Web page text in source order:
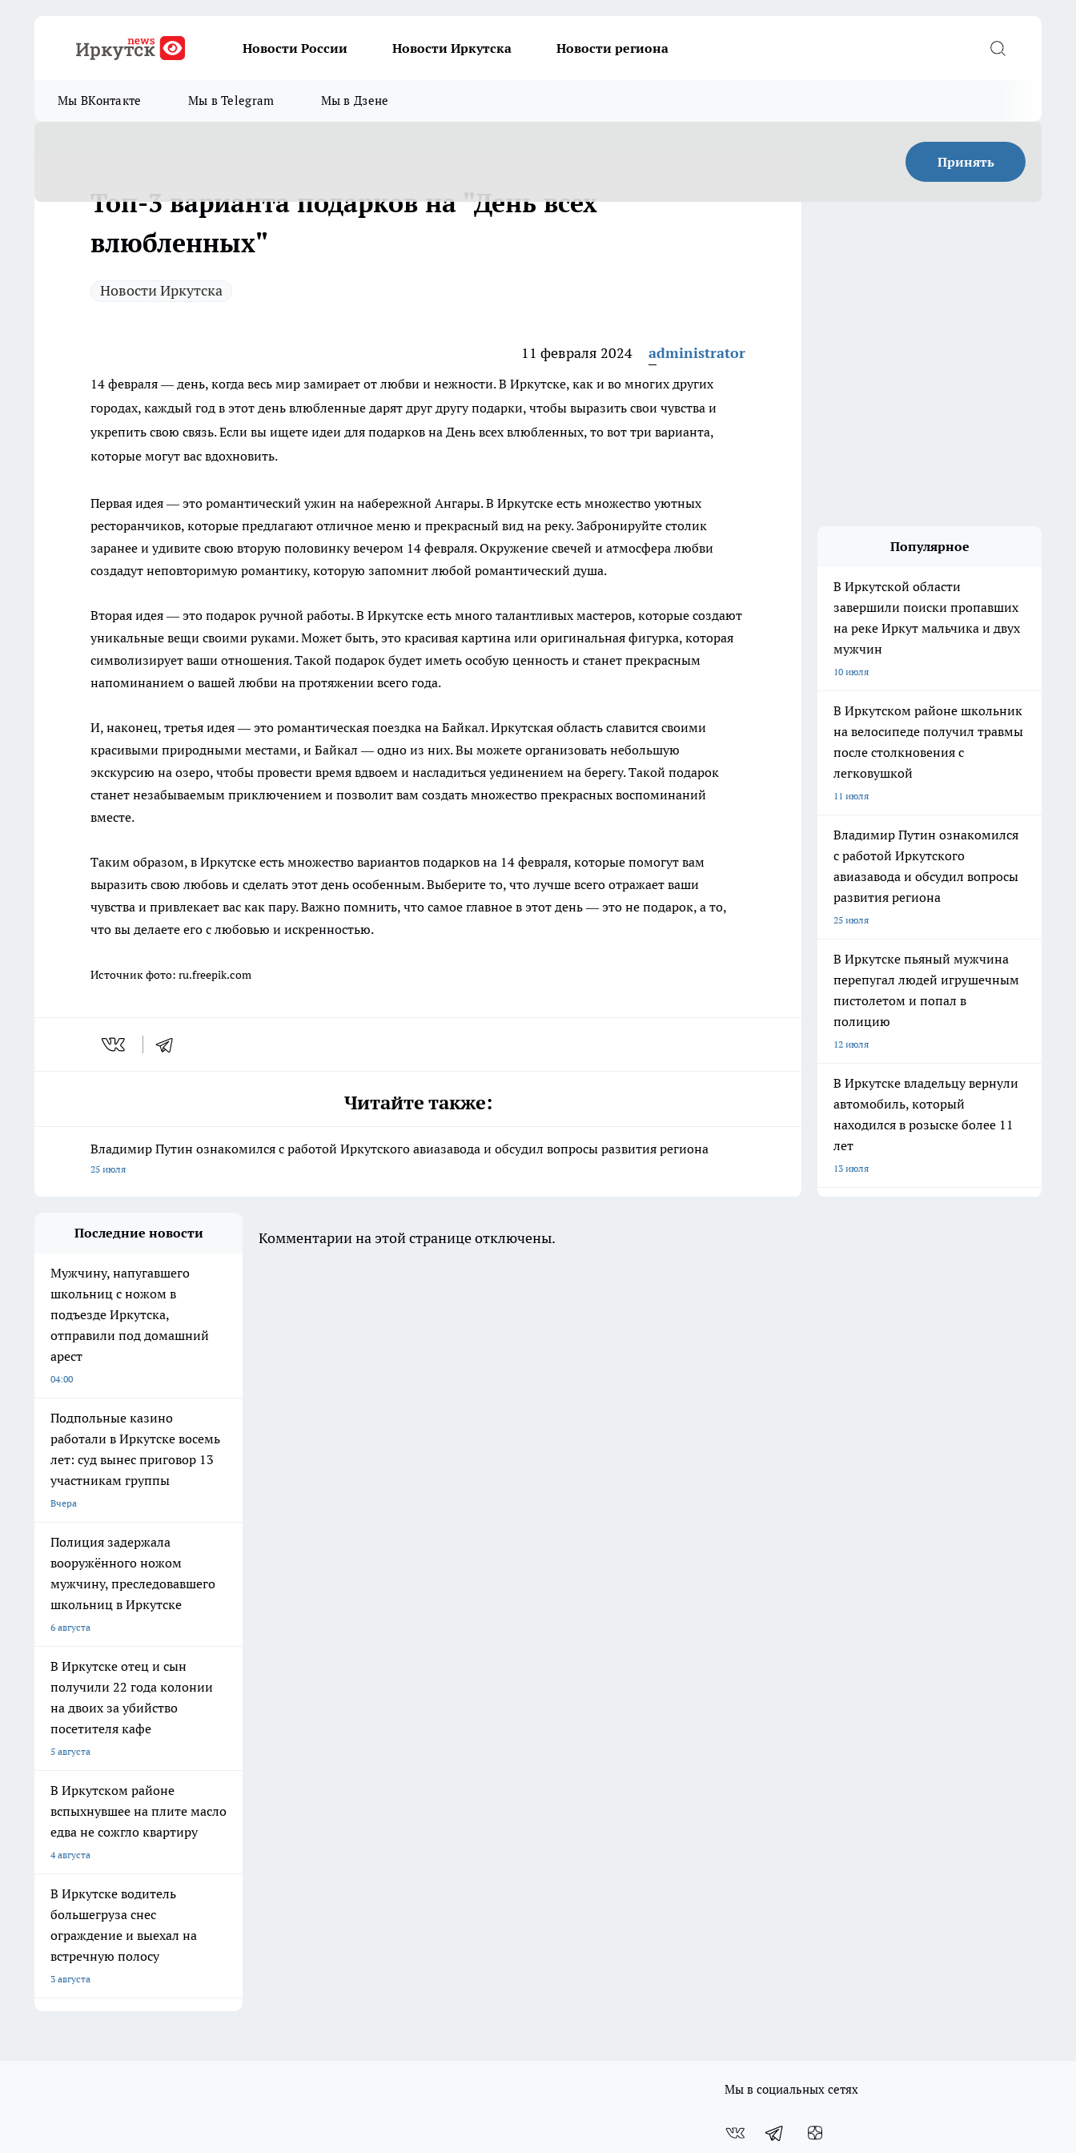
Новости России Новости Иркутска Новости региона
Мы ВКонтакте Мы в Telegram Мы в Дзене
Принять
Топ-3 варианта подарков на "День всех
влюбленных"
Новости Иркутска
11 февраля 2024 administrator
14 февраля — день, когда весь мир замирает от любви и нежности. В Иркутске, как и во многих других
городах, каждый год в этот день влюбленные дарят друг другу подарки, чтобы выразить свои чувства и
укрепить свою связь. Если вы ищете идеи для подарков на День всех влюбленных, то вот три варианта,
которые могут вас вдохновить.
Первая идея — это романтический ужин на набережной Ангары. В Иркутске есть множество уютных
ресторанчиков, которые предлагают отличное меню и прекрасный вид на реку. Забронируйте столик
заранее и удивите свою вторую половинку вечером 14 февраля. Окружение свечей и атмосфера любви
создадут неповторимую романтику, которую запомнит любой романтический душа.
Вторая идея — это подарок ручной работы. В Иркутске есть много талантливых мастеров, которые создают
уникальные вещи своими руками. Может быть, это красивая картина или оригинальная фигурка, которая
символизирует ваши отношения. Такой подарок будет иметь особую ценность и станет прекрасным
напоминанием о вашей любви на протяжении всего года.
И, наконец, третья идея — это романтическая поездка на Байкал. Иркутская область славится своими
красивыми природными местами, и Байкал — одно из них. Вы можете организовать небольшую
экскурсию на озеро, чтобы провести время вдвоем и насладиться уединением на берегу. Такой подарок
станет незабываемым приключением и позволит вам создать множество прекрасных воспоминаний
вместе.
Таким образом, в Иркутске есть множество вариантов подарков на 14 февраля, которые помогут вам
выразить свою любовь и сделать этот день особенным. Выберите то, что лучше всего отражает ваши
чувства и привлекает вас как пару. Важно помнить, что самое главное в этот день — это не подарок, а то,
что вы делаете его с любовью и искренностью.
Источник фото: ru.freepik.com
Читайте также:
Владимир Путин ознакомился с работой Иркутского авиазавода и обсудил вопросы развития региона
25 июля
Популярное
В Иркутской области
завершили поиски пропавших
на реке Иркут мальчика и двух
мужчин
10 июля
В Иркутском районе школьник
на велосипеде получил травмы
после столкновения с
легковушкой
11 июля
Владимир Путин ознакомился
с работой Иркутского
авиазавода и обсудил вопросы
развития региона
25 июля
В Иркутске пьяный мужчина
перепугал людей игрушечным
пистолетом и попал в
полицию
12 июля
В Иркутске владельцу вернули
автомобиль, который
находился в розыске более 11
лет
13 июля
Последние новости
Мужчину, напугавшего
школьниц с ножом в
подъезде Иркутска,
отправили под домашний
арест
04:00
Подпольные казино
работали в Иркутске восемь
лет: суд вынес приговор 13
участникам группы
Вчера
Полиция задержала
вооружённого ножом
мужчину, преследовавшего
школьниц в Иркутске
6 августа
В Иркутске отец и сын
получили 22 года колонии
на двоих за убийство
посетителя кафе
5 августа
В Иркутском районе
вспыхнувшее на плите масло
едва не сожгло квартиру
4 августа
В Иркутске водитель
большегруза снес
ограждение и выехал на
встречную полосу
3 августа
Комментарии на этой странице отключены.
Мы в социальных сетях